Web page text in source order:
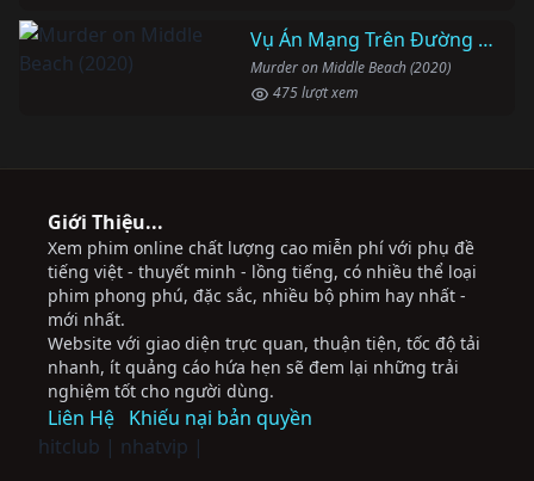
Vụ Án Mạng Trên Đường Middle Beach
Murder on Middle Beach (2020)
475 lượt xem
Giới Thiệu...
Xem phim online chất lượng cao miễn phí với phụ đề
tiếng việt - thuyết minh - lồng tiếng, có nhiều thể loại
phim phong phú, đặc sắc, nhiều bộ phim hay nhất -
mới nhất.
Website với giao diện trực quan, thuận tiện, tốc độ tải
nhanh, ít quảng cáo hứa hẹn sẽ đem lại những trải
nghiệm tốt cho người dùng.
Liên Hệ Khiếu nại bản quyền
hitclub | nhatvip |